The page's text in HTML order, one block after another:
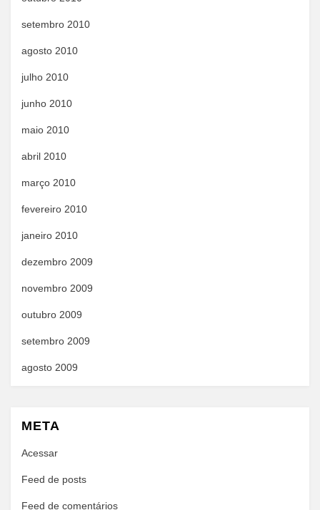
setembro 2010
agosto 2010
julho 2010
junho 2010
maio 2010
abril 2010
março 2010
fevereiro 2010
janeiro 2010
dezembro 2009
novembro 2009
outubro 2009
setembro 2009
agosto 2009
META
Acessar
Feed de posts
Feed de comentários